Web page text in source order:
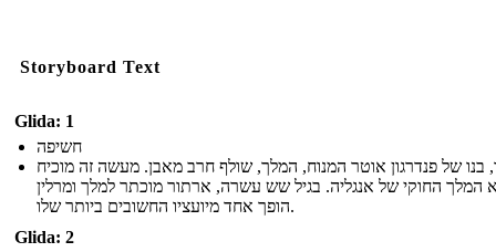
Storyboard Text
Glida: 1
חשיפה
בנו של פנדרגון אוטר המנוח, המלך, שולף חרב מאבן. מעשה זה מוכיח
המלך החוקי של אנגליה. בגיל שש עשרה, ארתור מוכתר למלך ומרלין
הופך אחד מיועציו החשובים ביותר שלו.
Glida: 2